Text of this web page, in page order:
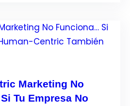
Marketing No
Tu Empresa No